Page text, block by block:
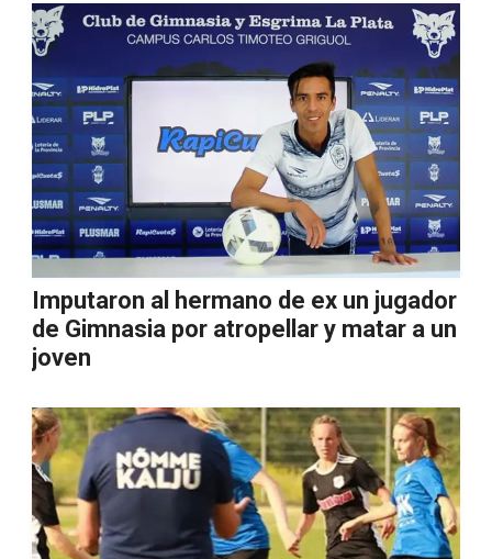
Imputaron al hermano de ex un jugador
de Gimnasia por atropellar y matar a un
joven